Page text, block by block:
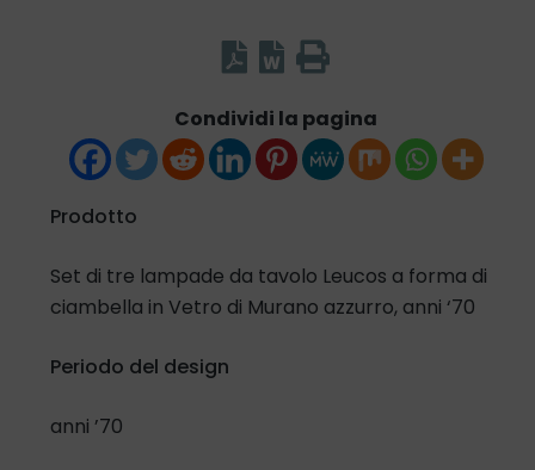
Condividi la pagina
Prodotto
Set di tre lampade da tavolo Leucos a forma di
ciambella in Vetro di Murano azzurro, anni ‘70
Periodo del design
anni ’70